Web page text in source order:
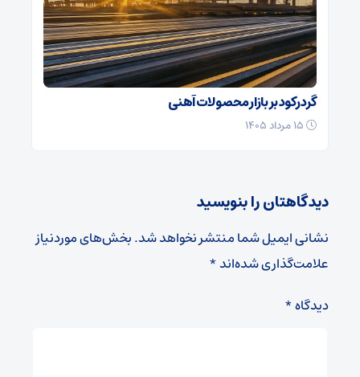
گرد رکود بر بازار محصولات آهنی
دیدگاهتان را بنویسید
نشانی ایمیل شما منتشر نخواهد شد.بخش‌های موردنیاز
علامت‌گذاری شده‌اند*
دیدگاه*